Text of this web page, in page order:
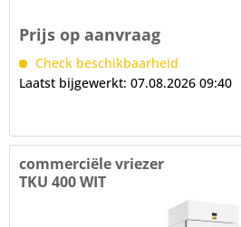
Prijs op aanvraag
Check beschikbaarheid
Laatst bijgewerkt: 07.08.2026 09:40
commerciële vriezer
TKU 400 WIT